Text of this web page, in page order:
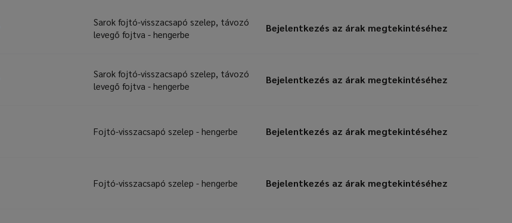
Sarok fojtó-visszacsapó szelep, távozó
levegő fojtva - hengerbe
Bejelentkezés az árak megtekintéséhez
Sarok fojtó-visszacsapó szelep, távozó
levegő fojtva - hengerbe
Bejelentkezés az árak megtekintéséhez
Fojtó-visszacsapó szelep - hengerbe Bejelentkezés az árak megtekintéséhez
Fojtó-visszacsapó szelep - hengerbe Bejelentkezés az árak megtekintéséhez